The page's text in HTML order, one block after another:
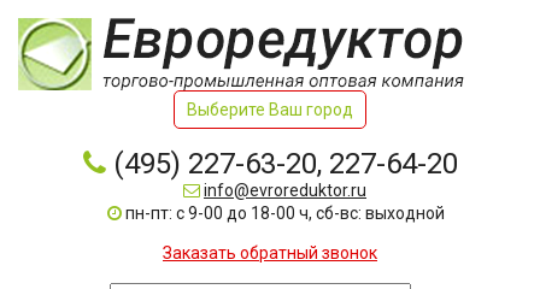
Выберите Ваш город
(495) 227-63-20, 227-64-20
info@evroreduktor.ru
пн-пт: с 9-00 до 18-00 ч, сб-вс: выходной
Заказать обратный звонок